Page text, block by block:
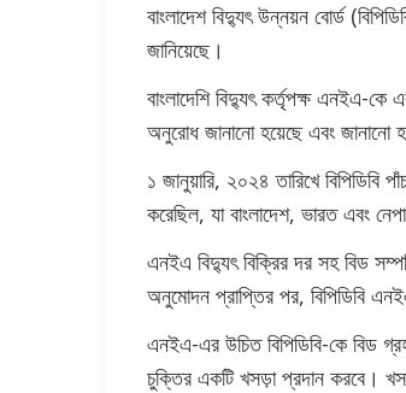
বাংলাদেশ বিদ্যুৎ উন্নয়ন বোর্ড
জানিয়েছে।
বাংলাদেশি বিদ্যুৎ কর্তৃপক্ষ এনইএ-কে
অনুরোধ জানানো হয়েছে এবং জানানো
১ জানুয়ারি, ২০২৪ তারিখে
করেছিল, যা বাংলাদেশ, ভারত এবং
এনইএ বিদ্যুৎ বিক্রির দর সহ বিড
অনুমোদন প্রাপ্তির পর, বিপিডিবি
এনইএ-এর উচিত বিপিডিবি-কে বিড
চুক্তির একটি খসড়া প্রদান করবে।